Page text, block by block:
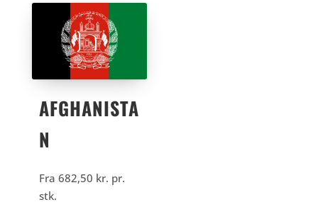
AFGHANISTA
N
Fra 682,50 kr. pr.
stk.